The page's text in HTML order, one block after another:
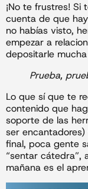
¡No te frustres!
cuenta de que
no habías visto,
empezar a
depositarle
Prueba,
Lo que sí que te
contenido que
soporte de las
ser
final, poca gente
“sentar cátedra”,
mañana es el